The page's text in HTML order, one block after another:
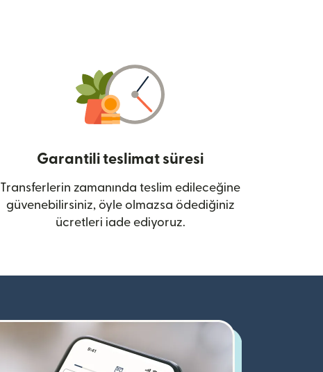
Garantili teslimat süresi
Transferlerin zamanında teslim edileceğine
güvenebilirsiniz, öyle olmazsa ödediğiniz
ücretleri iade ediyoruz.